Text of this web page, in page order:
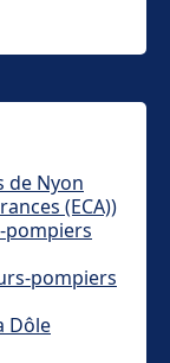
de Nyon
(ECA))
pompiers
pompiers
Dôle